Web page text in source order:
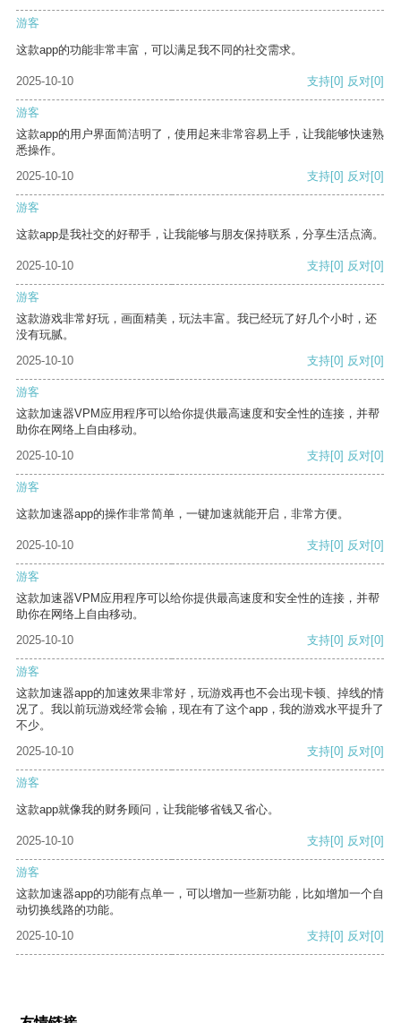
游客
这款app的功能非常丰富，可以满足我不同的社交需求。
2025-10-10 支持[0] 反对[0]
游客
这款app的用户界面简洁明了，使用起来非常容易上手，让我能够快速熟
悉操作。
2025-10-10
支持[0] 反对[0]
游客
这款app是我社交的好帮手，让我能够与朋友保持联系，分享生活点滴。
2025-10-10 支持[0] 反对[0]
游客
这款游戏非常好玩，画面精美，玩法丰富。我已经玩了好几个小时，还
没有玩腻。
2025-10-10
支持[0] 反对[0]
游客
这款加速器VPM应用程序可以给你提供最高速度和安全性的连接，并帮
助你在网络上自由移动。
2025-10-10
支持[0] 反对[0]
游客
这款加速器app的操作非常简单，一键加速就能开启，非常方便。
2025-10-10 支持[0] 反对[0]
游客
这款加速器VPM应用程序可以给你提供最高速度和安全性的连接，并帮
助你在网络上自由移动。
2025-10-10
支持[0] 反对[0]
游客
这款加速器app的加速效果非常好，玩游戏再也不会出现卡顿、掉线的情
况了。我以前玩游戏经常会输，现在有了这个app，我的游戏水平提升了
不少。
2025-10-10
支持[0] 反对[0]
游客
这款app就像我的财务顾问，让我能够省钱又省心。
2025-10-10 支持[0] 反对[0]
游客
这款加速器app的功能有点单一，可以增加一些新功能，比如增加一个自
动切换线路的功能。
2025-10-10
支持[0] 反对[0]